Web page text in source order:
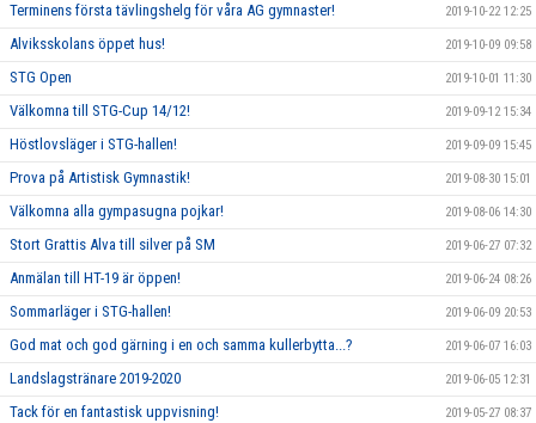
Terminens första tävlingshelg för våra AG gymnaster! 2019-10-22 12:25
Alviksskolans öppet hus! 2019-10-09 09:58
STG Open 2019-10-01 11:30
Välkomna till STG-Cup 14/12! 2019-09-12 15:34
Höstlovsläger i STG-hallen! 2019-09-09 15:45
Prova på Artistisk Gymnastik! 2019-08-30 15:01
Välkomna alla gympasugna pojkar! 2019-08-06 14:30
Stort Grattis Alva till silver på SM 2019-06-27 07:32
Anmälan till HT-19 är öppen! 2019-06-24 08:26
Sommarläger i STG-hallen! 2019-06-09 20:53
God mat och god gärning i en och samma kullerbytta...? 2019-06-07 16:03
Landslagstränare 2019-2020 2019-06-05 12:31
Tack för en fantastisk uppvisning! 2019-05-27 08:37